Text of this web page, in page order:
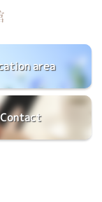
area
Contact